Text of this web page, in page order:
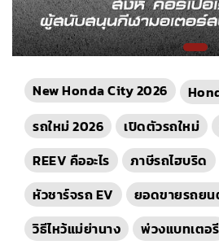
New Honda City 2026
รถใหม่ 2026
เปิดตัวรถใหม่
REEV คืออะไร
ภาษีรถไฮบริด
หัวชาร์จรถ EV
ยอดขายรถย
วิธีไหว้แม่ย่านาง
พ่วงแบทเตอรี